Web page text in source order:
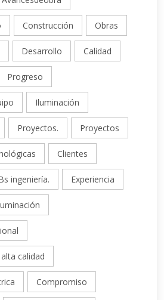
Construcción Obras
Desarrollo Calidad
Progreso
Iluminación
Proyectos. Proyectos
Clientes
ingeniería. Experiencia
calidad
Compromiso